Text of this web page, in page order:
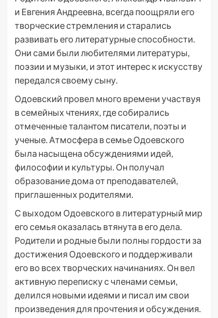
и Евгения Андреевна, всегда поощряли его
творческие стремления и старались
развивать его литературные способности.
Они сами были любителями литературы,
поэзии и музыки, и этот интерес к искусству
передался своему сыну.
Одоевский провел много времени участвуя
в семейных чтениях, где собирались
отмеченные талантом писатели, поэты и
ученые. Атмосфера в семье Одоевского
была насыщена обсуждениями идей,
философии и культуры. Он получал
образование дома от преподавателей,
приглашенных родителями.
С выходом Одоевского в литературный мир
его семья оказалась втянута в его дела.
Родители и родные были полны гордости за
достижения Одоевского и поддерживали
его во всех творческих начинаниях. Он вел
активную переписку с членами семьи,
делился новыми идеями и писал им свои
произведения для прочтения и обсуждения.